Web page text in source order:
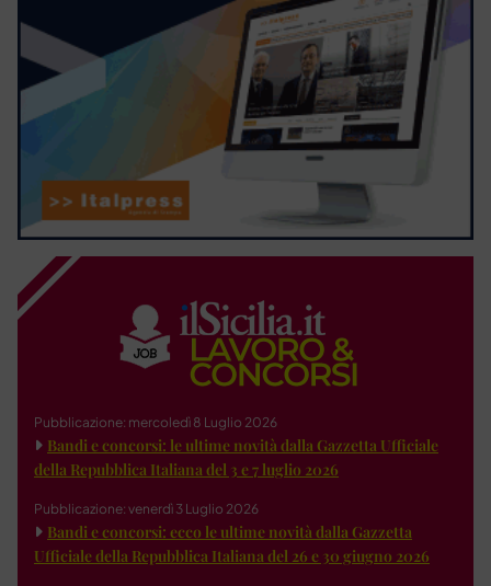
Pubblicazione: mercoledì 8 Luglio 2026
Bandi e concorsi: le ultime novità dalla Gazzetta Ufficiale
della Repubblica Italiana del 3 e 7 luglio 2026
Pubblicazione: venerdì 3 Luglio 2026
Bandi e concorsi: ecco le ultime novità dalla Gazzetta
Ufficiale della Repubblica Italiana del 26 e 30 giugno 2026